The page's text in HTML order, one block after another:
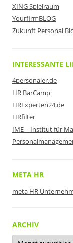
XING Spielraum
YourfirmBLOG
Zukunft Personal
INTERESSANTE
4personaler.de
HR BarCamp
HRExperten24.de
HRfilter
IME – Institut für
META HR
meta HR
ARCHIV
Archiv